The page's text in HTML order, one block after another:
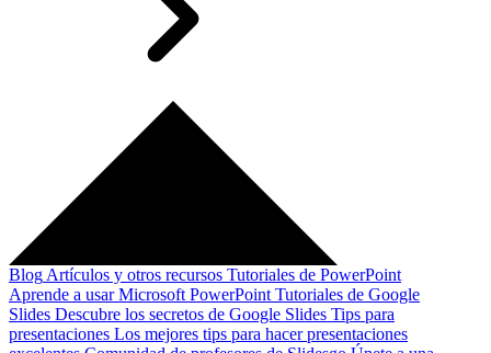
Blog Artículos y otros recursos Tutoriales de PowerPoint
Aprende a usar Microsoft PowerPoint Tutoriales de Google
Slides Descubre los secretos de Google Slides Tips para
presentaciones Los mejores tips para hacer presentaciones